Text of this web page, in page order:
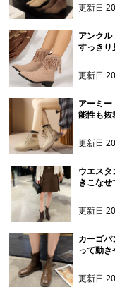
更新日
アンク
すっきり
更新日
アーミ
能性も抜
更新日
ウエス
きこなせ
更新日
カーゴ
って動き
更新日